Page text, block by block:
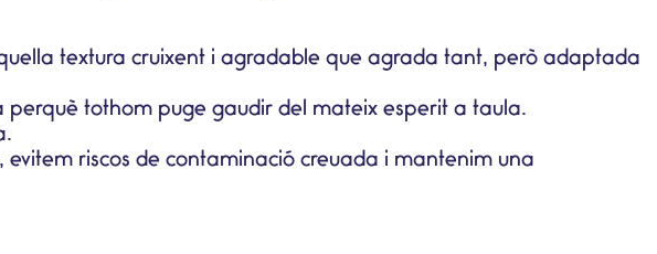
textura cruixent i agradable que agrada tant, però adaptada
perquè tothom puge gaudir del mateix esperit a taula.
evitem riscos de contaminació creuada i mantenim una